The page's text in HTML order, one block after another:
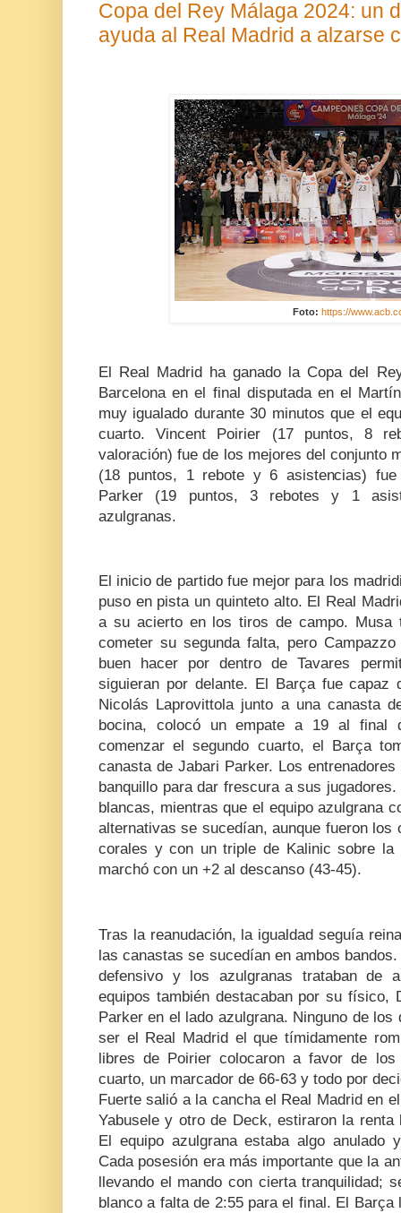
Copa del Rey Málaga 2024: un
ayuda al Real Madrid a alzarse
Foto: https://
El Real Madrid ha ganado la Copa del
Barcelona en el final disputada en el
muy igualado durante 30 minutos que el
cuarto. Vincent Poirier (17 puntos, 8
valoración) fue de los mejores del conjunto
(18 puntos, 1 rebote y 6 asistencias)
Parker (19 puntos, 3 rebotes y 1
azulgranas.
El inicio de partido fue mejor para los
puso en pista un quinteto alto. El Real
a su acierto en los tiros de campo. Musa
cometer su segunda falta, pero
buen hacer por dentro de Tavares
siguieran por delante. El Barça fue
Nicolás Laprovittola junto a una canasta
bocina, colocó un empate a 19 al final
comenzar el segundo cuarto, el Barça
canasta de Jabari Parker. Los
banquillo para dar frescura a sus
blancas, mientras que el equipo azulgrana
alternativas se sucedían, aunque fueron
corales y con un triple de Kalinic sobre la
marchó con un +2 al descanso (43-45).
Tras la reanudación, la igualdad seguía
las canastas se sucedían en ambos
defensivo y los azulgranas trataban de
equipos también destacaban por su físico,
Parker en el lado azulgrana. Ninguno de
ser el Real Madrid el que tímidamente
libres de Poirier colocaron a favor de
cuarto, un marcador de 66-63 y todo por
Fuerte salió a la cancha el Real Madrid en
Yabusele y otro de Deck, estiraron la
El equipo azulgrana estaba algo anulado
Cada posesión era más importante que la
llevando el mando con cierta tranquilidad;
blanco a falta de 2:55 para el final. El